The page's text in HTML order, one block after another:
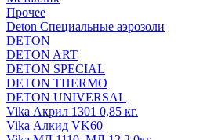
Прочее
Deton Специальные аэрозоли
DETON
DETON ART
DETON SPECIAL
DETON THERMO
DETON UNIVERSAL
Vika Акрил 1301 0,85 кг.
Vika Алкид VK60